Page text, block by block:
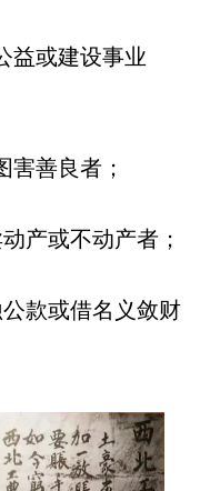
益或建设事业
害善良者；
产或不动产者；
款或借名义敛财